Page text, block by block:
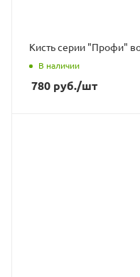
Кисть серии "Профи"
В наличии
780 руб./шт